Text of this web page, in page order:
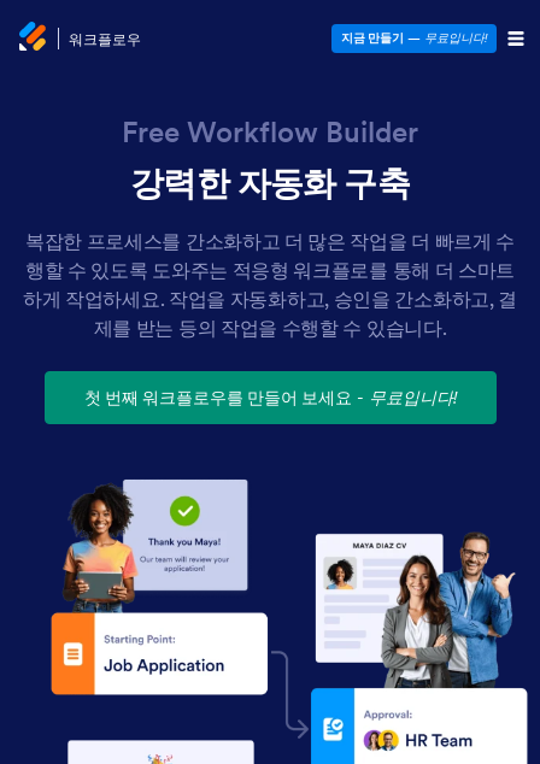
워크플로우 지금 만들기 — 무료입니다!
Free Workflow Builder
강력한 자동화 구축
복잡한 프로세스를 간소화하고 더 많은 작업을 더 빠르게 수
행할 수 있도록 도와주는 적응형 워크플로를 통해 더 스마트
하게 작업하세요. 작업을 자동화하고, 승인을 간소화하고, 결
제를 받는 등의 작업을 수행할 수 있습니다.
첫 번째 워크플로우를 만들어 보세요 - 무료입니다!